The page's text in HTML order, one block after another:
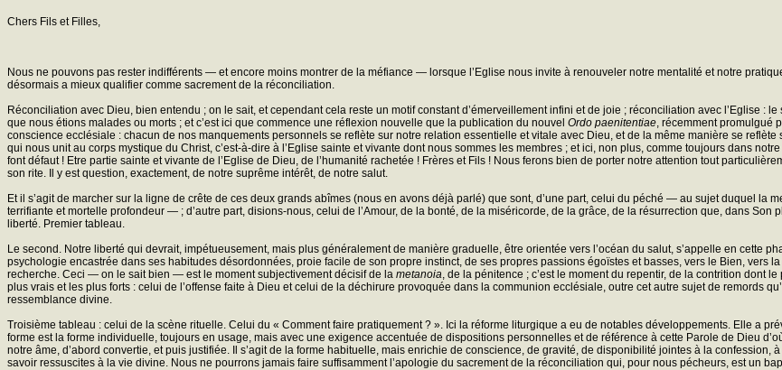
Chers Fils et Filles,
Nous ne pouvons pas rester indifférents — et encore moins montrer de la méfiance — lorsque l’Eglise nous invite à renouveler notre mentalité et notre
désormais a mieux qualifier comme sacrement de la réconciliation.
Réconciliation avec Dieu, bien entendu ; on le sait, et cependant cela reste un motif constant d’émerveillement infini et de joie ; réconciliation avec l’Eglise :
que nous étions malades ou morts ; et c’est ici que commence une réflexion nouvelle que la publication du nouvel Ordo paenitentiae , récemment promulgué
conscience ecclésiale : chacun de nos manquements personnels se reflète sur notre relation essentielle et vitale avec Dieu, et de la même manière se
qui nous unit au corps mystique du Christ, c’est-à-dire à l’Eglise sainte et vivante dont nous sommes les membres ; et ici, non plus, comme toujours dans
font défaut ! Etre partie sainte et vivante de l’Eglise de Dieu, de l’humanité rachetée ! Frères et Fils ! Nous ferons bien de porter notre attention tout
son rite. Il y est question, exactement, de notre suprême intérêt, de notre salut.
Et il s’agit de marcher sur la ligne de crête de ces deux grands abîmes (nous en avons déjà parlé) que sont, d’une part, celui du péché — au sujet duquel la
terrifiante et mortelle profondeur — ; d’autre part, disions-nous, celui de l’Amour, de la bonté, de la miséricorde, de la grâce, de la résurrection que, dans Son
liberté. Premier tableau.
Le second. Notre liberté qui devrait, impétueusement, mais plus généralement de manière graduelle, être orientée vers l’océan du salut, s’appelle en cette
psychologie encastrée dans ses habitudes désordonnées, proie facile de son propre instinct, de ses propres passions égoïstes et basses, vers le Bien, vers
recherche. Ceci — on le sait bien — est le moment subjectivement décisif de la metanoia , de la pénitence ; c’est le moment du repentir, de la contrition dont
plus vrais et les plus forts : celui de l’offense faite à Dieu et celui de la déchirure provoquée dans la communion ecclésiale, outre cet autre sujet de remords
ressemblance divine.
Troisième tableau : celui de la scène rituelle. Celui du « Comment faire pratiquement ? ». Ici la réforme liturgique a eu de notables développements. Elle a
forme est la forme individuelle, toujours en usage, mais avec une exigence accentuée de dispositions personnelles et de référence à cette Parole de Dieu
notre âme, d’abord convertie, et puis justifiée. Il s’agit de la forme habituelle, mais enrichie de conscience, de gravité, de disponibilité jointes à la confession,
savoir ressuscites à la vie divine. Nous ne pourrons jamais faire suffisamment l’apologie du sacrement de la réconciliation qui, pour nous pécheurs, est un